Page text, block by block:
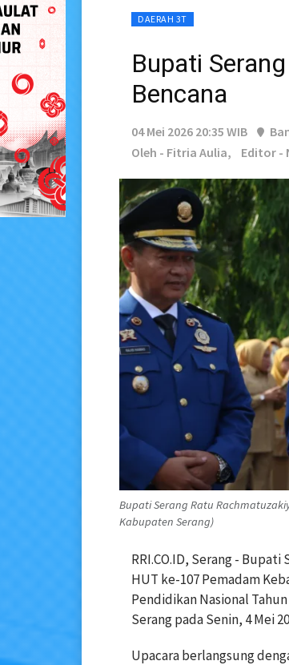
DAERAH 3T
Bupati
Bencana
04 Mei 2026 20:35 WIB
Oleh - Fitria Aulia,
Editor -
Bupati Serang Ratu
Kabupaten Serang)
RRI.CO.ID, Serang -
HUT ke-107 Pemadam
Pendidikan Nasional
Serang pada Senin, 4 Mei
Upacara berlangsung